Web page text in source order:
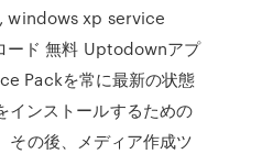
windows xp service
ド 無料 Uptodownアプ
Packを常に最新の状態
インストールするための
その後、メディア作成ツ